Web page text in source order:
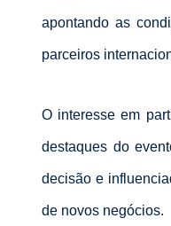
apontando as
parceiros
O interesse em
destaques do
decisão e
de novos negócios.